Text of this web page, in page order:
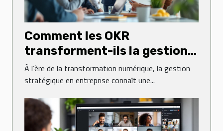
Comment les OKR
transforment-ils la gestion
stratégique en entreprise ?
À l’ère de la transformation numérique, la gestion
stratégique en entreprise connaît une...